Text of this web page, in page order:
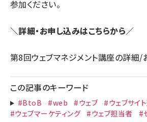
参加ください。
＼詳細・お申し込みはこちらから／
第8回ウェブマネジメント講座の詳細/
この記事のキーワード
#BtoB #web #ウェブ
#ウェブサイ
#ウェブマーケティング
#ウェブ担当者 #